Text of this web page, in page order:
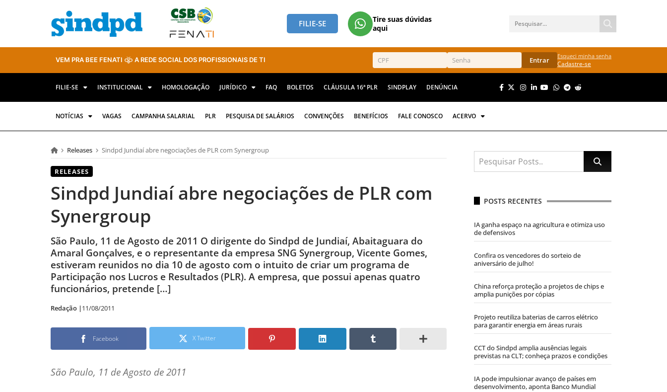
FILIE-SE
Tire suas dúvidas
aqui
VEM PRA BEE FENATI A REDE SOCIAL DOS PROFISSIONAIS DE TI Entrar Esqueci minha senha
Cadastre-se
FILIE-SE INSTITUCIONAL HOMOLOGAÇÃO JURÍDICO FAQ BOLETOS CLÁUSULA 16ª PLR SINDPLAY DENÚNCIA
NOTÍCIAS VAGAS CAMPANHA SALARIAL PLR PESQUISA DE SALÁRIOS CONVENÇÕES BENEFÍCIOS FALE CONOSCO ACERVO
Releases Sindpd Jundiaí abre negociações de PLR com Synergroup
RELEASES
Sindpd Jundiaí abre negociações de PLR com
Synergroup
São Paulo, 11 de Agosto de 2011 O dirigente do Sindpd de Jundiaí, Abaitaguara do
Amaral Gonçalves, e o representante da empresa SNG Synergroup, Vicente Gomes,
estiveram reunidos no dia 10 de agosto com o intuito de criar um programa de
Participação nos Lucros e Resultados (PLR). A empresa, que possui apenas quatro
funcionários, pretende […]
Redação |11/08/2011
Facebook X Twitter
São Paulo, 11 de Agosto de 2011
POSTS RECENTES
IA ganha espaço na agricultura e otimiza uso
de defensivos
Confira os vencedores do sorteio de
aniversário de julho!
China reforça proteção a projetos de chips e
amplia punições por cópias
Projeto reutiliza baterias de carros elétrico
para garantir energia em áreas rurais
CCT do Sindpd amplia ausências legais
previstas na CLT; conheça prazos e condições
IA pode impulsionar avanço de países em
desenvolvimento, aponta Banco Mundial